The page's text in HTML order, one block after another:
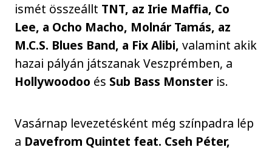
ismét összeállt TNT, az Irie Maffia, Co
Lee, a Ocho Macho, Molnár Tamás, az
M.C.S. Blues Band, a Fix Alibi,valamint akik
hazai pályán játszanak Veszprémben, a
Hollywoodoo és Sub Bass Monster is.
Vasárnap levezetésként még színpadra lép
a Davefrom Quintet feat. Cseh Péter,